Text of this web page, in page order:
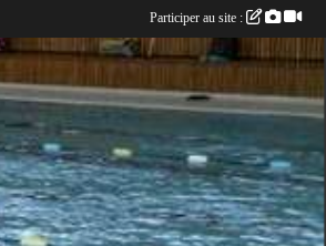
Participer au site :